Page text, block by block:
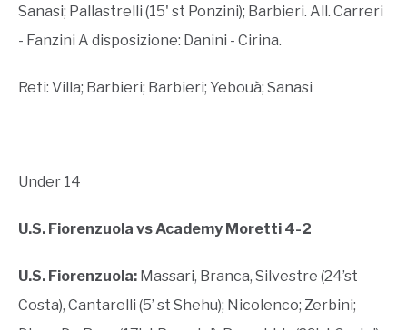
Sanasi; Pallastrelli (15' st Ponzini); Barbieri. All. Carreri
- Fanzini A disposizione: Danini - Cirina.
Reti: Villa; Barbieri; Barbieri; Yebouà; Sanasi
Under 14
U.S. Fiorenzuola vs Academy Moretti 4-2
U.S. Fiorenzuola: Massari, Branca, Silvestre (24’st
Costa), Cantarelli (5’ st Shehu); Nicolenco; Zerbini;